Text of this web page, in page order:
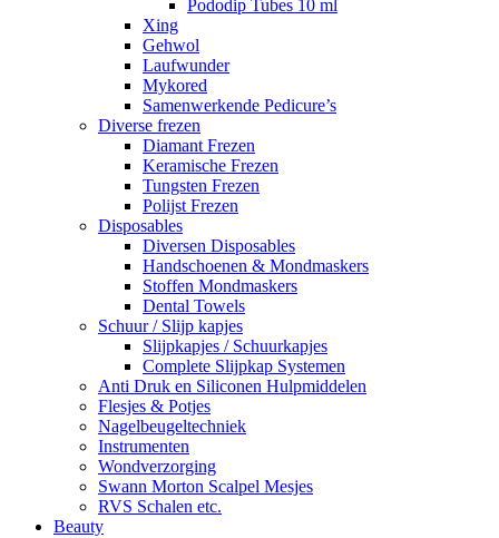
Pododip Tubes 10 ml
Xing
Gehwol
Laufwunder
Mykored
Samenwerkende Pedicure’s
Diverse frezen
Diamant Frezen
Keramische Frezen
Tungsten Frezen
Polijst Frezen
Disposables
Diversen Disposables
Handschoenen & Mondmaskers
Stoffen Mondmaskers
Dental Towels
Schuur / Slijp kapjes
Slijpkapjes / Schuurkapjes
Complete Slijpkap Systemen
Anti Druk en Siliconen Hulpmiddelen
Flesjes & Potjes
Nagelbeugeltechniek
Instrumenten
Wondverzorging
Swann Morton Scalpel Mesjes
RVS Schalen etc.
Beauty